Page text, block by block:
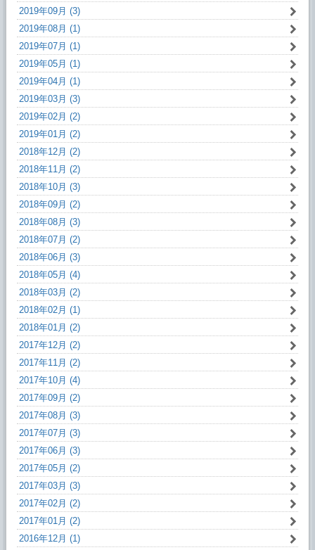
2019年09月 (3)
2019年08月 (1)
2019年07月 (1)
2019年05月 (1)
2019年04月 (1)
2019年03月 (3)
2019年02月 (2)
2019年01月 (2)
2018年12月 (2)
2018年11月 (2)
2018年10月 (3)
2018年09月 (2)
2018年08月 (3)
2018年07月 (2)
2018年06月 (3)
2018年05月 (4)
2018年03月 (2)
2018年02月 (1)
2018年01月 (2)
2017年12月 (2)
2017年11月 (2)
2017年10月 (4)
2017年09月 (2)
2017年08月 (3)
2017年07月 (3)
2017年06月 (3)
2017年05月 (2)
2017年03月 (3)
2017年02月 (2)
2017年01月 (2)
2016年12月 (1)